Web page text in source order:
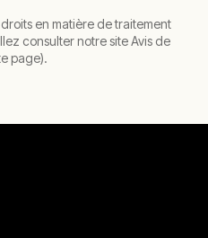
en matière de traitement
consulter notre site Avis de
page).